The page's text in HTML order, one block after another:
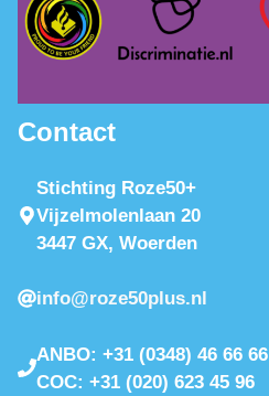
Contact
Stichting Roze50+
Vijzelmolenlaan 20
3447 GX, Woerden
info@roze50plus.nl
ANBO: +31 (0348) 46 66 66
COC: +31 (020) 623 45 96